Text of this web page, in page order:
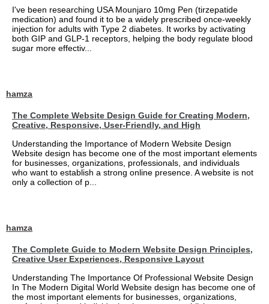
I've been researching USA Mounjaro 10mg Pen (tirzepatide
medication) and found it to be a widely prescribed once-weekly
injection for adults with Type 2 diabetes. It works by activating
both GIP and GLP-1 receptors, helping the body regulate blood
sugar more effectiv...
hamza
The Complete Website Design Guide for Creating Modern,
Creative, Responsive, User-Friendly, and High
Understanding the Importance of Modern Website Design
Website design has become one of the most important elements
for businesses, organizations, professionals, and individuals
who want to establish a strong online presence. A website is not
only a collection of p...
hamza
The Complete Guide to Modern Website Design Principles,
Creative User Experiences, Responsive Layout
Understanding The Importance Of Professional Website Design
In The Modern Digital World Website design has become one of
the most important elements for businesses, organizations,